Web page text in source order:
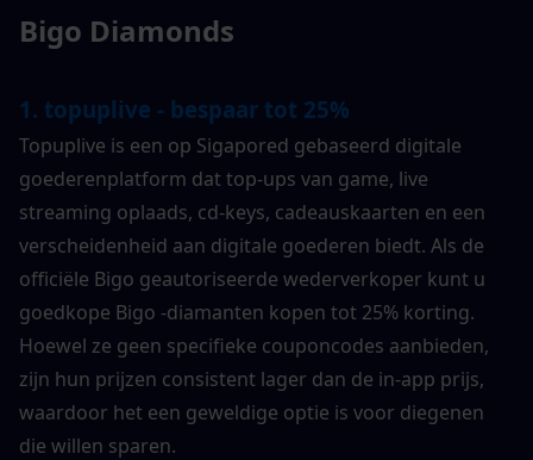
Bigo Diamonds
1. topuplive - bespaar tot 25%
Topuplive is een op Sigapored gebaseerd digitale
goederenplatform dat top-ups van game, live
streaming oplaads, cd-keys, cadeauskaarten en een
verscheidenheid aan digitale goederen biedt. Als de
officiële Bigo geautoriseerde wederverkoper kunt u
goedkope Bigo -diamanten kopen tot 25% korting.
Hoewel ze geen specifieke couponcodes aanbieden,
zijn hun prijzen consistent lager dan de in-app prijs,
waardoor het een geweldige optie is voor diegenen
die willen sparen.